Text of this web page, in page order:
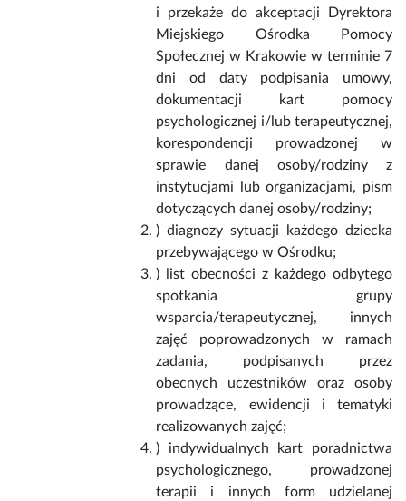
i przekaże do akceptacji Dyrektora
Miejskiego Ośrodka Pomocy
Społecznej w Krakowie w terminie 7
dni od daty podpisania umowy,
dokumentacji kart pomocy
psychologicznej i/lub terapeutycznej,
korespondencji prowadzonej w
sprawie danej osoby/rodziny z
instytucjami lub organizacjami, pism
dotyczących danej osoby/rodziny;
) diagnozy sytuacji każdego dziecka
przebywającego w Ośrodku;
) list obecności z każdego odbytego
spotkania grupy
wsparcia/terapeutycznej, innych
zajęć poprowadzonych w ramach
zadania, podpisanych przez
obecnych uczestników oraz osoby
prowadzące, ewidencji i tematyki
realizowanych zajęć;
) indywidualnych kart poradnictwa
psychologicznego, prowadzonej
terapii i innych form udzielanej